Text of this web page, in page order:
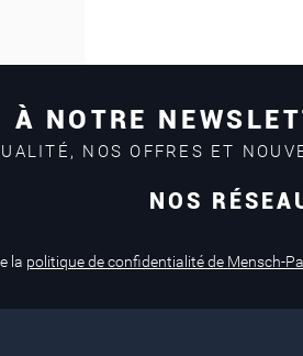
en magasin
NOTRE
NOS OFFRES ET
NOS
la politique de confidentialité de Mensch-